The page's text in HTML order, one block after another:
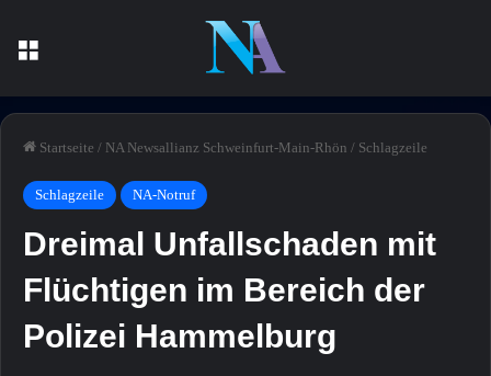
Startseite / NA Newsallianz Schweinfurt-Main-Rhön / Schlagzeile
Schlagzeile NA-Notruf
Dreimal Unfallschaden mit
Flüchtigen im Bereich der
Polizei Hammelburg